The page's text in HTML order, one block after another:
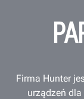
Firma Hunter
urządzeń